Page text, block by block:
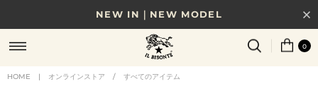
NEW IN｜NEW MODEL
8/17(月)10時まで｜税込11,000円以上で送料無料
贈る相手やシーンから選べる、新しいギフトガイド
0
HOME | オンラインストア / すべてのアイテム